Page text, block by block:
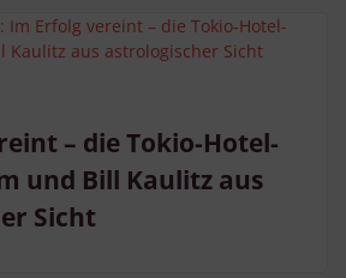
– die Tokio-Hotel-
und Bill Kaulitz aus
Sicht